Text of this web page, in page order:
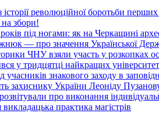
революційної боротьби перших
збори!
під ногами: як на Черкащині
— про значення Української
ЧНУ взяли участь у розкопках
у тридцятці найкращих
знакового заходу в
захиснику України Леоніду
про виконання
практика магістрів